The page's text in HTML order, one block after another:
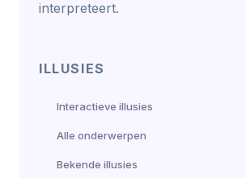
interpreteert.
ILLUSIES
Interactieve illusies
Alle onderwerpen
Bekende illusies